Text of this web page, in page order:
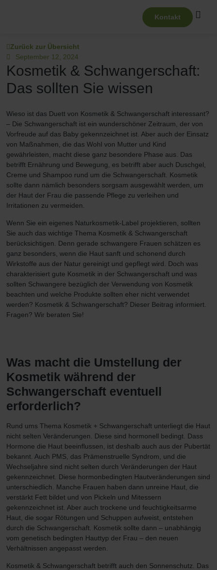
Kontakt
Zurück zur Übersicht
September 12, 2024
Kosmetik & Schwangerschaft:
Das sollten Sie wissen
Wieso ist das Duett von Kosmetik & Schwangerschaft interessant?
– Die Schwangerschaft ist ein wunderschöner Zeitraum, der von
Vorfreude auf das Baby gekennzeichnet ist. Aber auch der Einsatz
von Maßnahmen, die das Wohl von Mutter und Kind
gewährleisten, macht diese ganz besondere Phase aus. Das
betrifft Ernährung und Bewegung, es betrifft aber auch Duschgel,
Creme und Shampoo rund um die Schwangerschaft. Kosmetik
sollte dann nämlich besonders sorgsam ausgewählt werden, um
der Haut der Frau die passende Pflege zu verleihen und
Irritationen zu vermeiden.
Wenn Sie ein eigenes Naturkosmetik-Label projektieren, sollten
Sie auch das wichtige Thema Kosmetik & Schwangerschaft
berücksichtigen. Denn gerade schwangere Frauen schätzen es
ganz besonders, wenn die Haut sanft und schonend durch
Wirkstoffe aus der Natur gereinigt und gepflegt wird. Doch was
charakterisiert gute Kosmetik in der Schwangerschaft und was
sollten Schwangere bezüglich der Verwendung von Kosmetik
beachten und welche Produkte sollten eher nicht verwendet
werden? Kosmetik & Schwangerschaft? Dieser Beitrag informiert.
Fragen? Wir beraten Sie!
Was macht die Umstellung der
Kosmetik während der
Schwangerschaft eventuell
erforderlich?
Rund ums Thema Kosmetik + Schwangerschaft unterliegt die Haut
nicht selten Veränderungen. Diese sind hormonell bedingt. Dass
Hormone die Haut beeinflussen, ist deshalb auch aus der Pubertät
bekannt. Auch PMS, das Prämenstruelle Syndrom, und die
Wechseljahre sind nicht selten durch Veränderungen der Haut
gekennzeichnet. Diese hormonbedingten Hautveränderungen sind
unterschiedlich. Manche Frauen haben dann unreine Haut, die
verstärkt Fett bildet und von Pickeln und Mitessern
gekennzeichnet ist. Aber auch trockene und feuchtigkeitsarme
Haut, die sogar Rötungen und Schuppen aufweist, entstehen
durch die Schwangerschaft. Kosmetik sollte dann – unabhängig
vom genetisch bedingten Hauttyp der Frau – den neuen
Verhältnissen angepasst werden.
Kosmetik & Schwangerschaft betrifft auch den Sonnenschutz. Das